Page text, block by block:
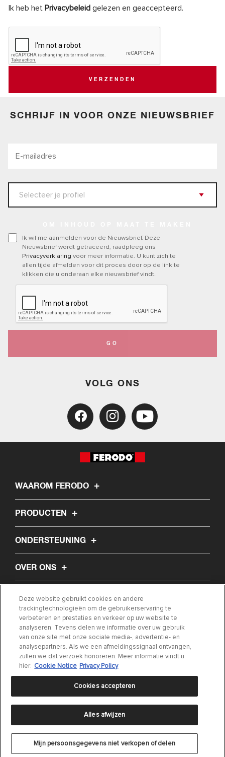
Ik heb het Privacybeleid gelezen en geaccepteerd.
VERZENDEN
SCHRIJF IN VOOR ONZE NIEUWSBRIEF
Ik wil me aanmelden voor de Nieuwsbrief. Deze
Nieuwsbrief wordt getraceerd, raadpleeg ons
Privacyverklaring voor meer informatie. U kunt zich te
allen tijde afmelden voor dit proces door op de link te
klikken die u onderaan elke nieuwsbrief vindt.
GO
VOLG ONS
WAAROM FERODO
PRODUCTEN
ONDERSTEUNING
OVER ONS
ARTIKEL
ZOEK MIJN ONDERDEEL
NEEM CONTACT MET ONS OP
Gebruiksvoorwaarden|
©2024 DRiV Automotive Inc of één van diens dochterondernemingen in één of
meerdere landen.
Deze website gebruikt cookies en andere
trackingtechnologieën om de gebruikerservaring te
verbeteren en prestaties en verkeer op uw website te
analyseren. Tevens delen we informatie over uw gebruik
van onze site met onze sociale media-, advertentie- en
analysepartners. Als we een afmeldingssignaal ontvangen,
zullen we dat verzoek honoreren. Meer informatie vindt u
hier: Cookie Notice Privacy Policy
Mijn persoonsgegevens niet verkopen of delen
Alles afwijzen
Cookies accepteren